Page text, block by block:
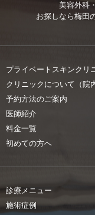
美容外科
お探しなら梅田
プライベートスキンクリ
クリニックについて（院
予約方法のご案内
医師紹介
料金一覧
初めての方へ
診療メニュー
施術症例